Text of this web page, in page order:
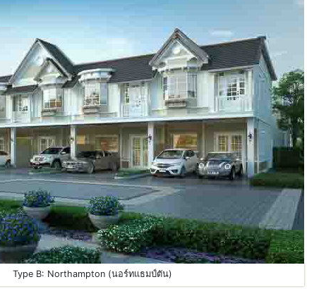
Type B: Northampton (นอร์ทแธมป์ตัน)